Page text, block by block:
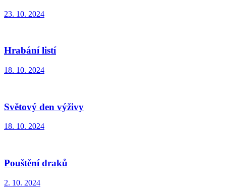
23. 10. 2024
Hrabání listí
18. 10. 2024
Světový den výživy
18. 10. 2024
Pouštění draků
2. 10. 2024